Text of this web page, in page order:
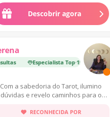
Descobrir agora
Especialista Top ·15 000 Consultas
Com a sabedoria do Tarot, ilumino
dúvidas e revelo caminhos para o
RECONHECIDA POR